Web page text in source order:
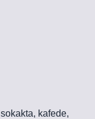
kafede,